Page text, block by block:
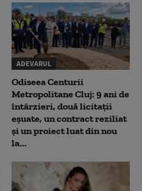
ADEVARUL
Odiseea Centurii
Metropolitane Cluj: 9 ani de
întârzieri, două licitații
eșuate, un contract reziliat
și un proiect luat din nou
la...